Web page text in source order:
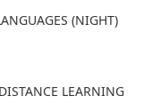
(NIGHT)
LEARNING